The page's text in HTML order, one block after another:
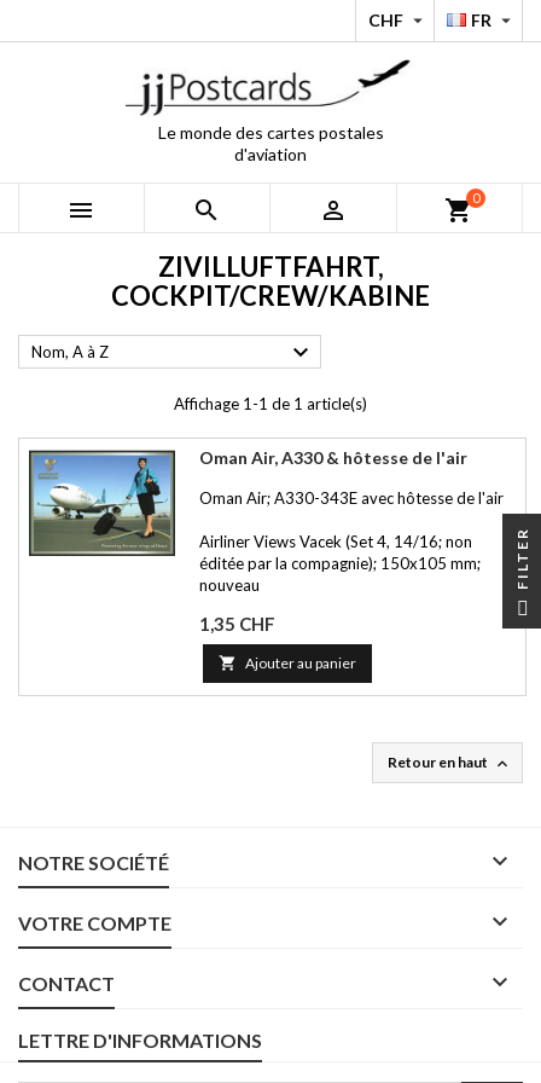
FR 
CHF 
Le monde des cartes postales
d'aviation
   shopping_cart0
ZIVILLUFTFAHRT,
COCKPIT/CREW/KABINE
Nom, A à Z 
Affichage 1-1 de 1 article(s)
Oman Air, A330 & hôtesse de l'air
Oman Air; A330-343E avec hôtesse de l'air
Airliner Views Vacek (Set 4, 14/16; non
éditée par la compagnie); 150x105 mm;
nouveau
Prix
1,35 CHF
 Ajouter au panier
Retour en haut 
NOTRE SOCIÉTÉ 
VOTRE COMPTE 
CONTACT 
LETTRE D'INFORMATIONS
FILTER